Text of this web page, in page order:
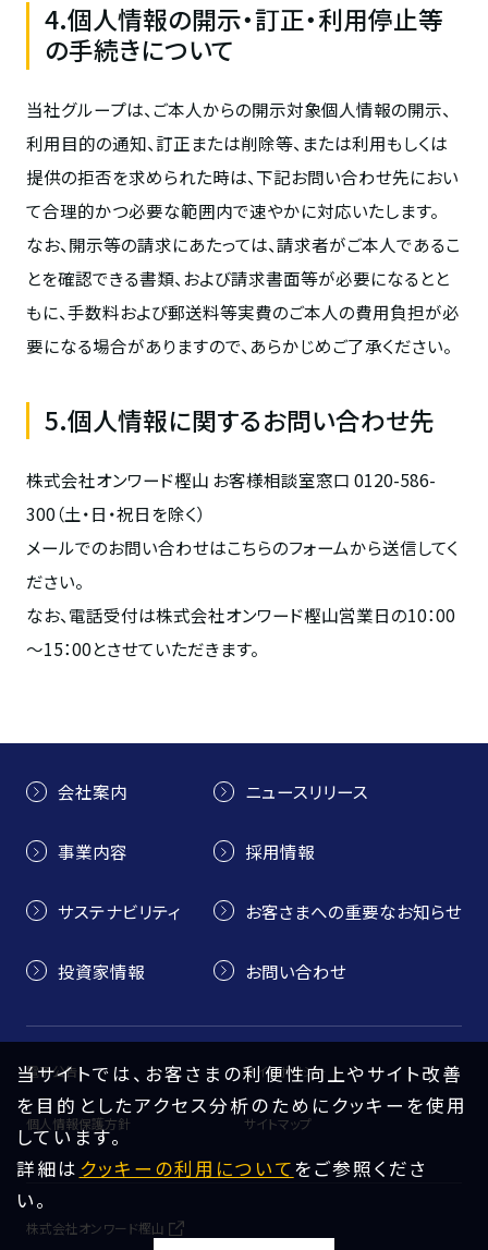
4.個人情報の開示・訂正・利用停止等
の手続きについて
当社グループは、ご本人からの開示対象個人情報の開示、
利用目的の通知、訂正または削除等、または利用もしくは
提供の拒否を求められた時は、下記お問い合わせ先におい
て合理的かつ必要な範囲内で速やかに対応いたします。
なお、開示等の請求にあたっては、請求者がご本人であるこ
とを確認できる書類、および請求書面等が必要になるとと
もに、手数料および郵送料等実費のご本人の費用負担が必
要になる場合がありますので、あらかじめご了承ください。
5.個人情報に関するお問い合わせ先
株式会社オンワード樫山 お客様相談室窓口 0120-586-
300（土・日・祝日を除く）
メールでのお問い合わせはこちらのフォームから送信してく
ださい。
なお、電話受付は株式会社オンワード樫山営業日の10：00
～15：00とさせていただきます。
会社案内
事業内容
サステナビリティ
投資家情報
ニュースリリース
採用情報
お客さまへの重要なお知らせ
お問い合わせ
電子公告 サイトポリシー
個人情報保護方針 サイトマップ
株式会社オンワード樫山
当サイトでは、お客さまの利便性向上やサイト改善
を目的としたアクセス分析のためにクッキーを使用
しています。
詳細は クッキーの利用についてをご参照くださ
い。